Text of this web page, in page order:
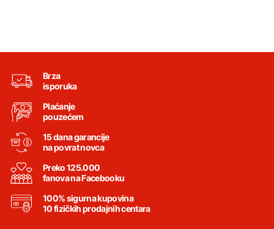
Brza
isporuka
Plaćanje
pouzećem
15 dana garancije
na povrat novca
Preko 125.000
fanova na Facebooku
100% sigurna kupovina
10 fizičkih prodajnih centara